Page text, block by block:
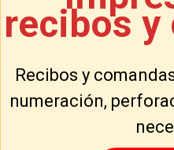
recibos y
Recibos y
numeración,